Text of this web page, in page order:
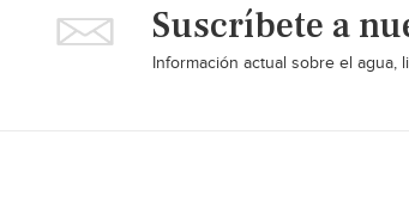
Suscríbete a
Información actual sobre el agua,